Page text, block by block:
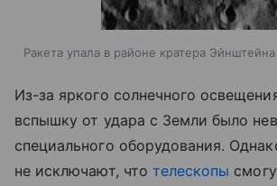
Ракета упала в районе кратера Эйнштейна
Из-за яркого солнечного
вспышку от удара с Земли было
специального оборудования.
не исключают, что телескопы